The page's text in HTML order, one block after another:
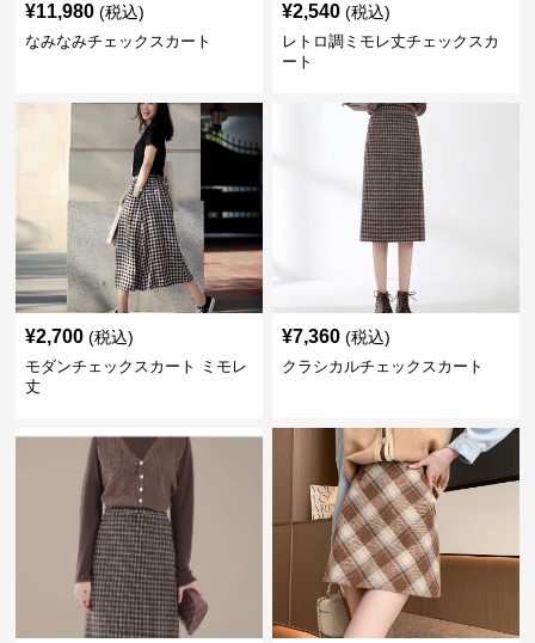
¥11,980 (税込)
なみなみチェックスカート
¥2,540 (税込)
レトロ調ミモレ丈チェックスカ
ート
¥2,700 (税込)
モダンチェックスカート ミモレ
丈
¥7,360 (税込)
クラシカルチェックスカート